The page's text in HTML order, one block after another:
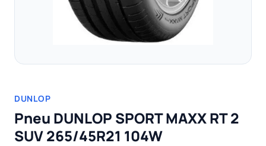
DUNLOP
Pneu DUNLOP SPORT MAXX RT 2
SUV 265/45R21 104W